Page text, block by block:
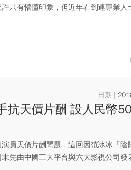
只有懵懂印象，但近年看到連專業人
抗天價片酬 設人民幣
員天價片酬問題，這回因范冰冰「陰
先由中國三大平台與六大影視公司發